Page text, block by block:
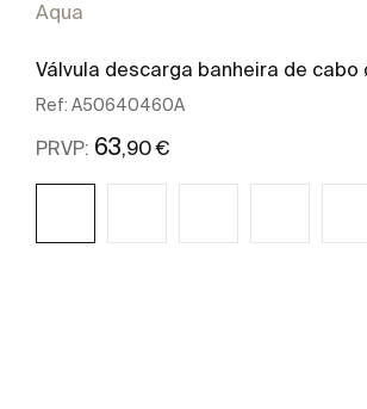
Aqua
Válvula descarga banheira de cabo
Ref: A50640460A
PRVP: 63,90 €